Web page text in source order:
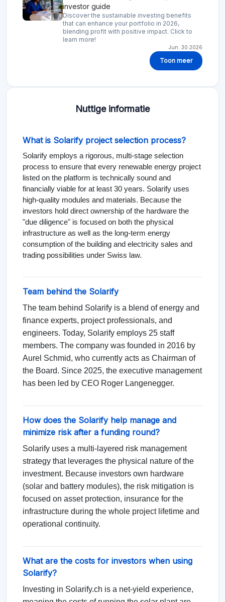
investor guide
Discover the sustainable investing benefits
that can enhance your portfolio in 2026,
blending profit with positive impact. Click to
learn more!
Jun. 30.2026
Toon meer
Nuttige informatie
What is Solarify project selection process?
Solarify employs a rigorous, multi-stage selection
process to ensure that every renewable energy project
listed on the platform is technically sound and
financially viable for at least 30 years. Solarify uses
high-quality modules and materials. Because the
investors hold direct ownership of the hardware the
"due diligence" is focused on both the physical
infrastructure as well as the long-term energy
consumption of the building and electricity sales and
trading possibilities under Swiss law.
Team behind the Solarify
The team behind Solarify is a blend of energy and
finance experts, project professionals, and
engineers. Today, Solarify employs 25 staff
members. The company was founded in 2016 by
Aurel Schmid, who currently acts as Chairman of
the Board. Since 2025, the executive management
has been led by CEO Roger Langenegger.
How does the Solarify help manage and
minimize risk after a funding round?
Solarify uses a multi-layered risk management
strategy that leverages the physical nature of the
investment. Because investors own hardware
(solar and battery modules), the risk mitigation is
focused on asset protection, insurance for the
infrastructure during the whole project lifetime and
operational continuity.
What are the costs for investors when using
Solarify?
Investing in Solarify.ch is a net-yield experience,